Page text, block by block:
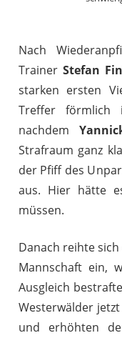
Nach
TrainerStefan
starken ersten
Treffer förmlich
nachdem
Strafraum ganz
der Pfiff des
aus. Hier hätte
müssen.
Danach reihte
Mannschaft ein,
Ausgleich
Westerwälder
und erhöhten